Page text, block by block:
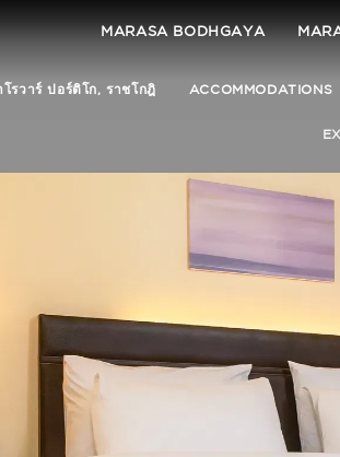
MARASA BODHGAYA
รวาร์ ปอร์ติโก, ราชโกฎิ ACCOMMODATIONS